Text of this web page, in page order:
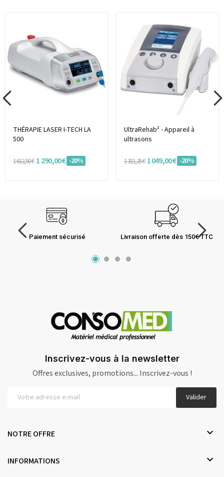
THÉRAPIE LASER I-TECH LA
500
1 612,50 € 1 290,00 € -20%
UltraRehab² - Appareil à
ultrasons
1 311,25 € 1 049,00 € -20%
Paiement sécurisé Livraison offerte dès 150€ TTC
Inscrivez-vous à la newsletter
Offres exclusives, promotions... Inscrivez-vous !
Valider
NOTRE OFFRE 
INFORMATIONS 